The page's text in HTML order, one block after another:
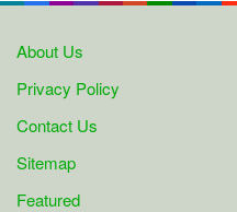
About Us
Privacy Policy
Contact Us
Sitemap
Featured